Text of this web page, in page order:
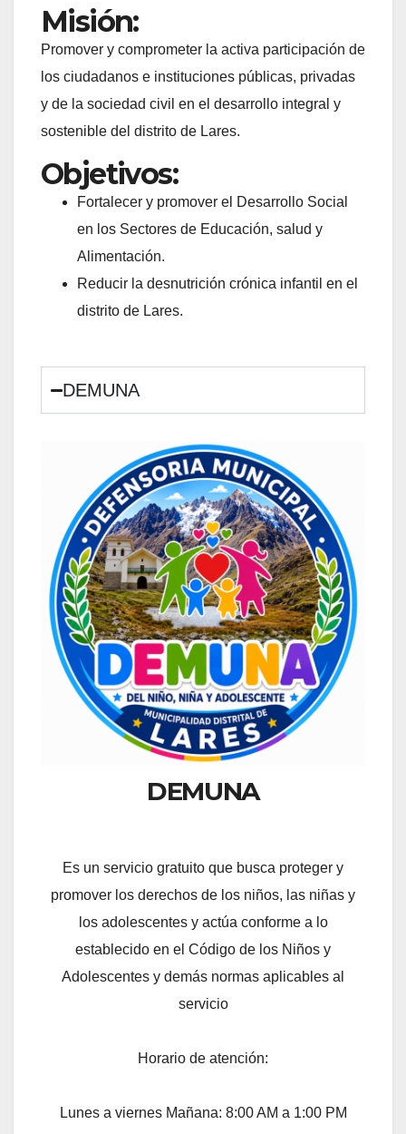
Misión:
Promover y comprometer la activa participación de
los ciudadanos e instituciones públicas, privadas
y de la sociedad civil en el desarrollo integral y
sostenible del distrito de Lares.
Objetivos:
Fortalecer y promover el Desarrollo Social
en los Sectores de Educación, salud y
Alimentación.
Reducir la desnutrición crónica infantil en el
distrito de Lares.
DEMUNA
DEMUNA
Es un servicio gratuito que busca proteger y
promover los derechos de los niños, las niñas y
los adolescentes y actúa conforme a lo
establecido en el Código de los Niños y
Adolescentes y demás normas aplicables al
servicio
Horario de atención:
Lunes a viernes Mañana: 8:00 AM a 1:00 PM